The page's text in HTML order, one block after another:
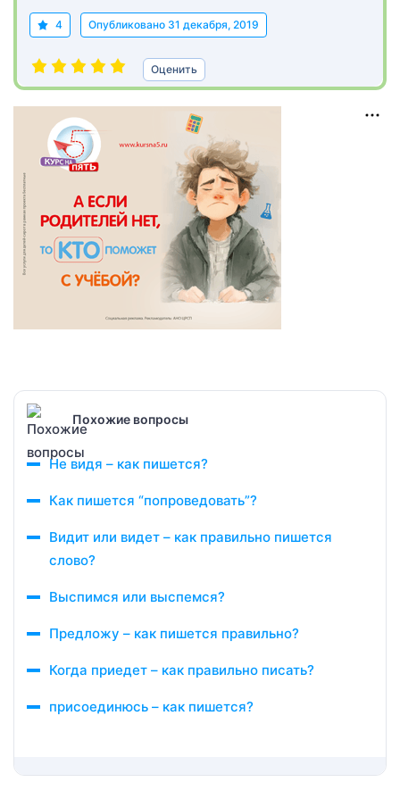
4 Опубликовано 31 декабря, 2019
Оценить
Похожие вопросы
Не видя – как пишется?
Как пишется “попроведовать”?
Видит или видет – как правильно пишется
слово?
Выспимся или выспемся?
Предложу – как пишется правильно?
Когда приедет – как правильно писать?
присоединюсь – как пишется?